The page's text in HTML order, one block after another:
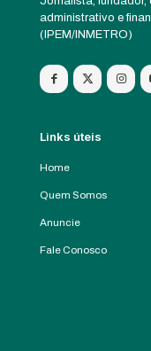
administrativo e
(IPEM/INMETRO)
Links úteis
Home
Quem Somos
Anuncie
Fale Conosco